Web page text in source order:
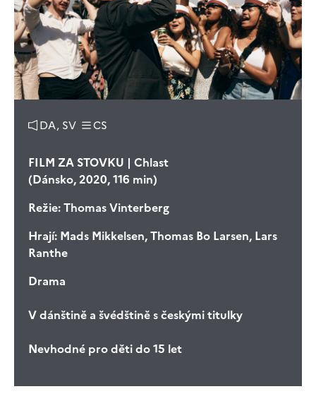
DA, SV CS
FILM ZA STOVKU | Chlast
(Dánsko, 2020, 116 min)
Režie:Thomas Vinterberg
Hrají: Mads Mikkelsen, Thomas Bo Larsen, Lars
Ranthe
Drama
V dánštině a švédštině s českými titulky
Nevhodné pro děti do 15 let